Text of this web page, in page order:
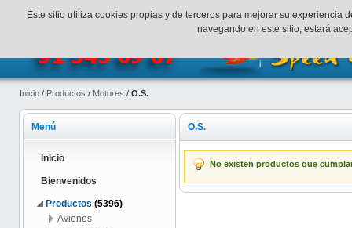
¡Bienvenidos a SpeedHobbys! Mi cuenta Finalizar
Inicio / Productos / Motores / O.S.
O.S.
No existen productos que
Menú
Inicio
Bienvenidos
Productos (5396)
Aviones
Este sitio utiliza cookies propias y de terceros para mejorar su
navegando en este sitio, estará